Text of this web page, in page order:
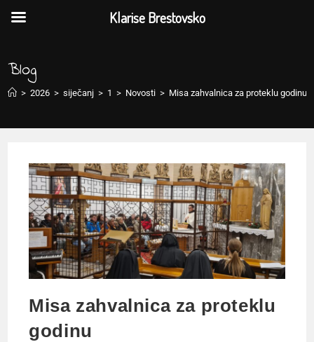
Blog
> 2026 > siječanj > 1 > Novosti > Misa zahvalnica za proteklu godinu
Misa zahvalnica za proteklu
godinu
Klarise Brestovsko